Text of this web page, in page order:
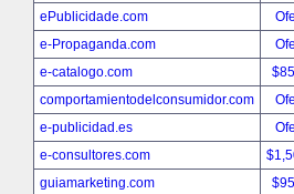
ePublicidade.com
e-Propaganda.com
e-catalogo.com
comportamientodelconsumidor.com
e-publicidad.es
e-consultores.com
guiamarketing.com